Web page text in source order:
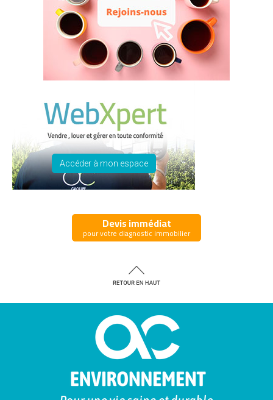
Accéder à mon espace
Devis immédiat
pour votre diagnostic immobilier